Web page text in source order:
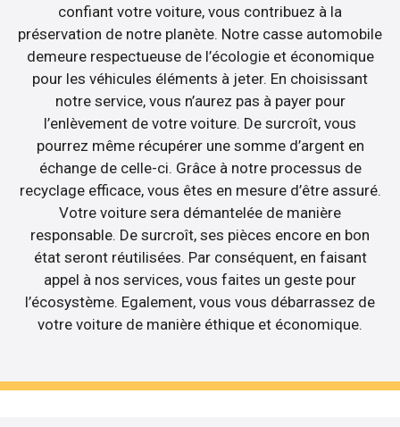
confiant votre voiture, vous contribuez à la
préservation de notre planète. Notre casse automobile
demeure respectueuse de l’écologie et économique
pour les véhicules éléments à jeter. En choisissant
notre service, vous n’aurez pas à payer pour
l’enlèvement de votre voiture. De surcroît, vous
pourrez même récupérer une somme d’argent en
échange de celle-ci. Grâce à notre processus de
recyclage efficace, vous êtes en mesure d’être assuré.
Votre voiture sera démantelée de manière
responsable. De surcroît, ses pièces encore en bon
état seront réutilisées. Par conséquent, en faisant
appel à nos services, vous faites un geste pour
l’écosystème. Egalement, vous vous débarrassez de
votre voiture de manière éthique et économique.